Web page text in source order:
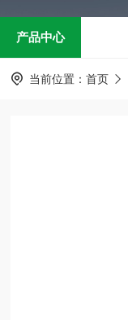
产品中心
当前位置： 首页